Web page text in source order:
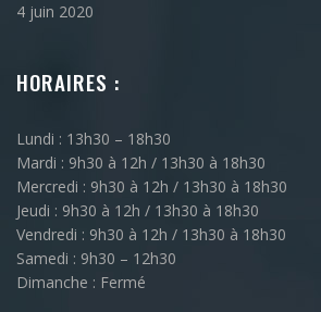
4 juin 2020
HORAIRES :
Lundi : 13h30 – 18h30
Mardi : 9h30 à 12h / 13h30 à 18h30
Mercredi : 9h30 à 12h / 13h30 à 18h30
Jeudi : 9h30 à 12h / 13h30 à 18h30
Vendredi : 9h30 à 12h / 13h30 à 18h30
Samedi : 9h30 – 12h30
Dimanche : Fermé